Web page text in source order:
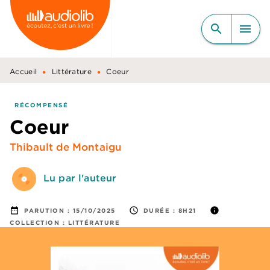
MENU RECHERCHE
CONTENU
PIED DE PAGE
search menu
Accueil • Littérature • Coeur
RÉCOMPENSÉ
Coeur
Thibault de Montaigu
Lu par l'auteur
date_range PARUTION : 15/10/2025 access_time DURÉE : 8H21 info
COLLECTION : LITTÉRATURE